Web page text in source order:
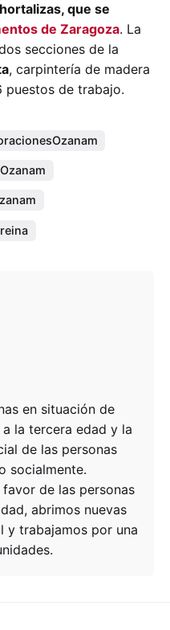
que se
de Zaragoza. La
secciones de la
, carpintería de madera
puestos de trabajo.
en situación de
la tercera edad y la
de las personas
socialmente.
de las personas
abrimos nuevas
y trabajamos por una